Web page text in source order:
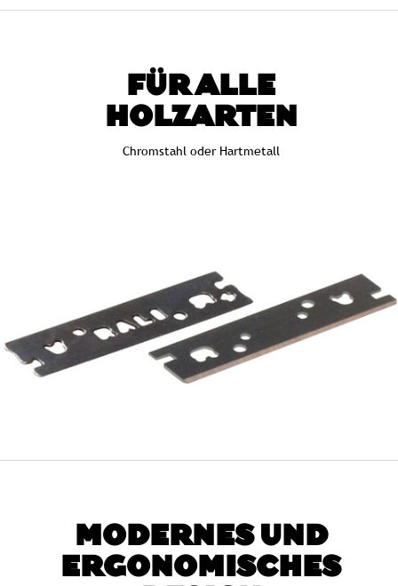
FÜR ALLE
HOLZARTEN
Chromstahl oder Hartmetall
MODERNES UND
ERGONOMISCHES